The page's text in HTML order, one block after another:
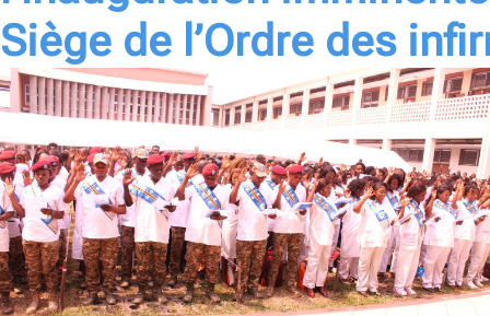
Siège de l’Ordre des